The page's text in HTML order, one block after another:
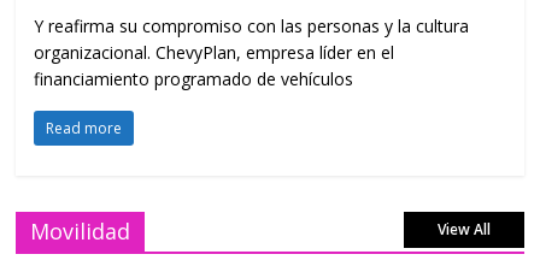
Y reafirma su compromiso con las personas y la cultura
organizacional. ChevyPlan, empresa líder en el
financiamiento programado de vehículos
Read more
Movilidad View All